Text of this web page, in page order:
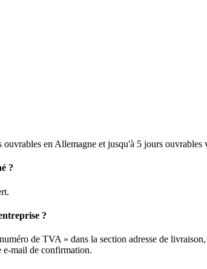
en Allemagne et jusqu'à 5 jours
?
?
de TVA » dans la section adresse de
e-mail de confirmation.